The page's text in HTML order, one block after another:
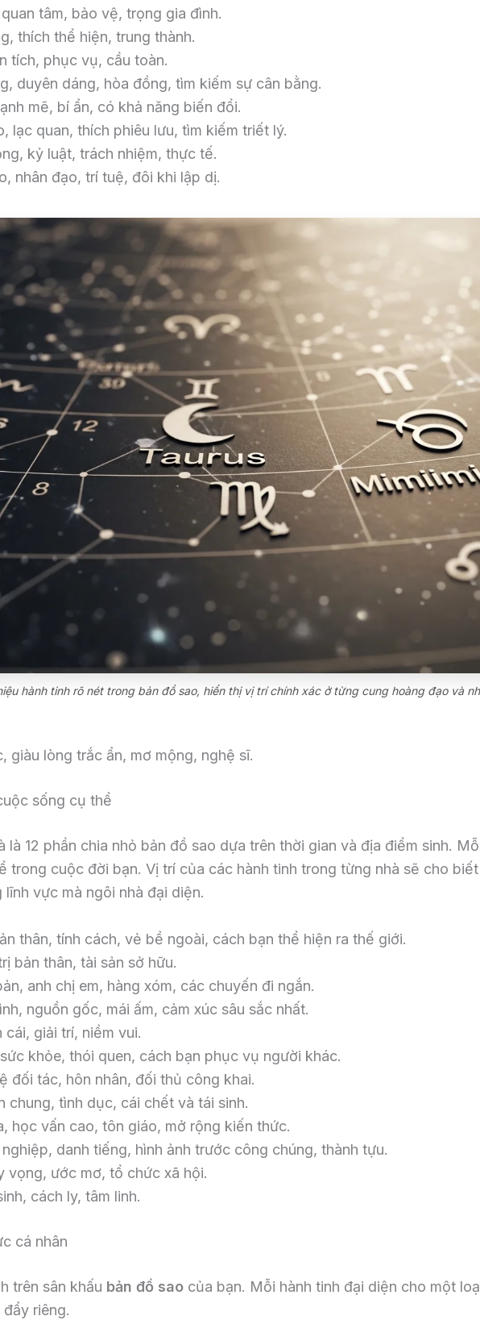
tâm, bảo vệ, trọng gia đình.
thích thể hiện, trung thành.
tích, phục vụ, cầu toàn.
duyên dáng, hòa đồng, tìm kiếm sự cân bằng.
mẽ, bí ẩn, có khả năng biến đổi.
lạc quan, thích phiêu lưu, tìm kiếm triết lý.
kỷ luật, trách nhiệm, thực tế.
nhân đạo, trí tuệ, đôi khi lập dị.
hành tinh rõ nét trong bản đồ sao, hiển thị vị trí chính xác ở từng cung hoàng đạo và
giàu lòng trắc ẩn, mơ mộng, nghệ sĩ.
sống cụ thể
là 12 phần chia nhỏ bản đồ sao dựa trên thời gian và địa điểm sinh.
trong cuộc đời bạn. Vị trí của các hành tinh trong từng nhà sẽ cho
vực mà ngôi nhà đại diện.
thân, tính cách, vẻ bề ngoài, cách bạn thể hiện ra thế giới.
bản thân, tài sản sở hữu.
anh chị em, hàng xóm, các chuyến đi ngắn.
nguồn gốc, mái ấm, cảm xúc sâu sắc nhất.
giải trí, niềm vui.
khỏe, thói quen, cách bạn phục vụ người khác.
đối tác, hôn nhân, đối thủ công khai.
chung, tình dục, cái chết và tái sinh.
học vấn cao, tôn giáo, mở rộng kiến thức.
nghiệp, danh tiếng, hình ảnh trước công chúng, thành tựu.
vọng, ước mơ, tổ chức xã hội.
cách ly, tâm linh.
cá nhân
trên sân khấu bản đồ sao của bạn. Mỗi hành tinh đại diện cho một
riêng.